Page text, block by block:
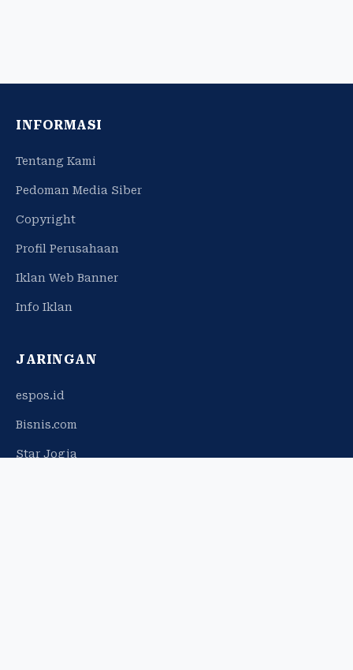
INFORMASI
Tentang Kami
Pedoman Media Siber
Copyright
Profil Perusahaan
Iklan Web Banner
Info Iklan
JARINGAN
espos.id
Bisnis.com
Star Jogja